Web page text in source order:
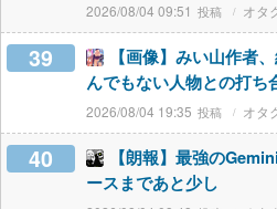
2026/08/04 09:51 オタ
39
【画像】みい山作者
んでもない人物との打ち
2026/08/04 19:35 オタ
40
【朗報】最強の
ースまであと少し